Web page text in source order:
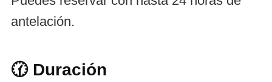
antelación.
🕜 Duración